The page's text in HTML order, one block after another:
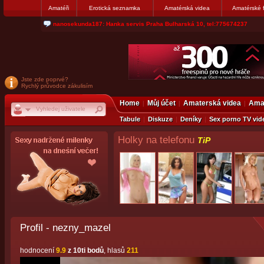
Amatéři Erotická seznamka Amatérská videa Amatérské
nanosekunda187: Hanka servis Praha Bulharská 10, tel:775674237
Jste zde poprvé?
Rychlý průvodce zákulisím
Home Můj účet Amaterská videa
Tabule Diskuze Deníky Sex porno TV
Holky na telefonu TiP
Profil - nezny_mazel
hodnocení 9.9z 10ti bodů, hlasů 211